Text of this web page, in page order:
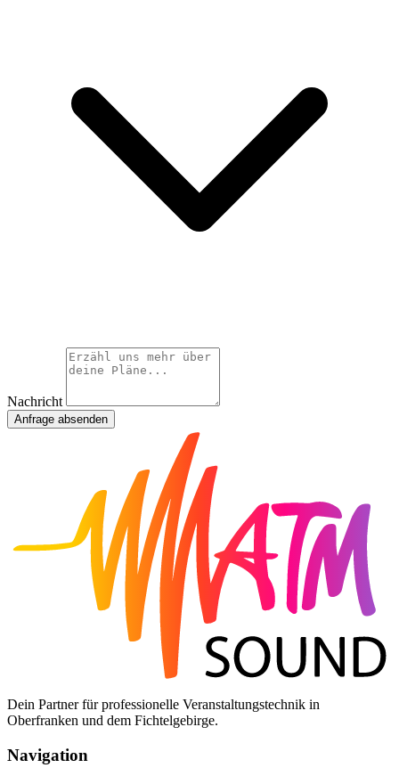
Nachricht
Anfrage absenden
Dein Partner für professionelle Veranstaltungstechnik in
Oberfranken und dem Fichtelgebirge.
Navigation